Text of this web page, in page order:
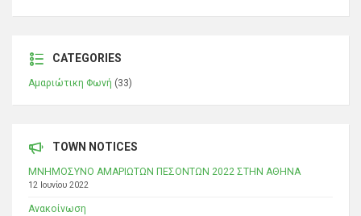
CATEGORIES
Αμαριώτικη Φωνή (33)
TOWN NOTICES
ΜΝΗΜΟΣΥΝΟ ΑΜΑΡΙΩΤΩΝ ΠΕΣΟΝΤΩΝ 2022 ΣΤΗΝ ΑΘΗΝΑ
12 Ιουνίου 2022
Ανακοίνωση